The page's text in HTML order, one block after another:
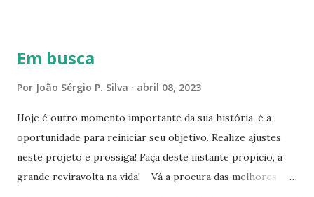
se para um jovial resultado e reescreva sua história, a sua
integralmente por seu propósito, acredite que é possível
materiazá-lo, e te afirmo, VOCÊ ESTÁ CAPACITADO PARA
ISSO! Deus, só faz grandes e excelentes obras. Todas as que
ele criou, são magníficas e extraordinárias, que dirá você,
Em busca
Por João Sérgio P. Silva abril 08, 2023
Hoje é outro momento importante da sua história, é a
oportunidade para reiniciar seu objetivo. Realize ajustes
neste projeto e prossiga! Faça deste instante propício, a
grande reviravolta na vida! Vá a procura das melhores